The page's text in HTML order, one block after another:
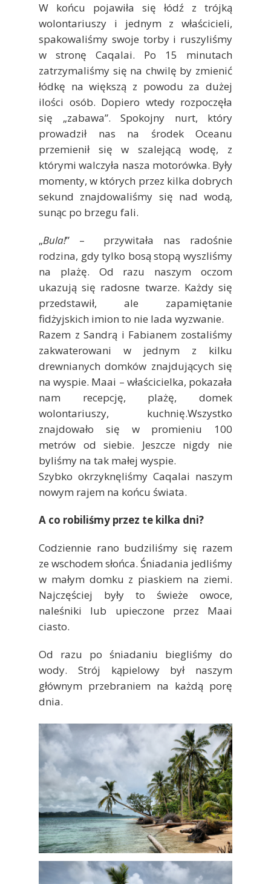
W końcu pojawiła się łódź z trójką
wolontariuszy i jednym z właścicieli,
spakowaliśmy swoje torby i ruszyliśmy
w stronę Caqalai. Po 15 minutach
zatrzymaliśmy się na chwilę by zmienić
łódkę na większą z powodu za dużej
ilości osób. Dopiero wtedy rozpoczęła
się „zabawa”. Spokojny nurt, który
prowadził nas na środek Oceanu
przemienił się w szalejącą wodę, z
którymi walczyła nasza motorówka. Były
momenty, w których przez kilka dobrych
sekund znajdowaliśmy się nad wodą,
sunąc po brzegu fali.
„Bula!” – przywitała nas radośnie
rodzina, gdy tylko bosą stopą wyszliśmy
na plażę. Od razu naszym oczom
ukazują się radosne twarze. Każdy się
przedstawił, ale zapamiętanie
fidżyjskich imion to nie lada wyzwanie.
Razem z Sandrą i Fabianem zostaliśmy
zakwaterowani w jednym z kilku
drewnianych domków znajdujących się
na wyspie. Maai – właścicielka, pokazała
nam recepcję, plażę, domek
wolontariuszy, kuchnię.Wszystko
znajdowało się w promieniu 100
metrów od siebie. Jeszcze nigdy nie
byliśmy na tak małej wyspie.
Szybko okrzyknęliśmy Caqalai naszym
nowym rajem na końcu świata.
A co robiliśmy przez te kilka dni?
Codziennie rano budziliśmy się razem
ze wschodem słońca. Śniadania jedliśmy
w małym domku z piaskiem na ziemi.
Najczęściej były to świeże owoce,
naleśniki lub upieczone przez Maai
ciasto.
Od razu po śniadaniu biegliśmy do
wody. Strój kąpielowy był naszym
głównym przebraniem na każdą porę
dnia.